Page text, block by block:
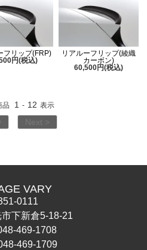
フリップ(FRP)
円(税込)
リアルーフリップ(綾織
カーボン)
60,500円(税込)
品 1 - 12 表示
Next >
VARY
0111
下新倉5-18-21
469-1708
469-1709